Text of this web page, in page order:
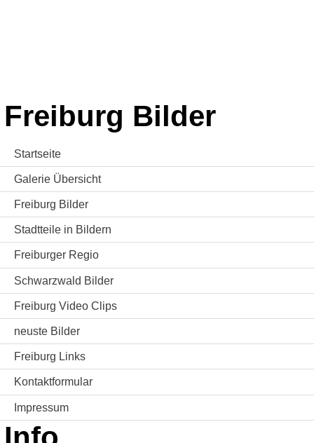
Freiburg Bilder
Startseite
Galerie Übersicht
Freiburg Bilder
Stadtteile in Bildern
Freiburger Regio
Schwarzwald Bilder
Freiburg Video Clips
neuste Bilder
Freiburg Links
Kontaktformular
Impressum